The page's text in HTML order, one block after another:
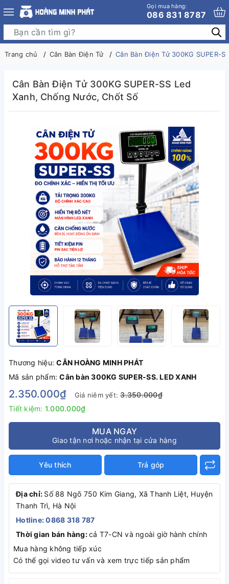
Gọi mua hàng:
086 831 8787
Trang chủ Cân Bàn Điện Tử Cân Bàn Điện Tử 300KG SUPER-
Cân Bàn Điện Tử 300KG SUPER-SS Led
Xanh, Chống Nước, Chốt Số
Thương hiệu:CÂN HOÀNG MINH PHÁT
Mã sản phẩm:Cân bàn 300KG SUPER-SS. LED XANH
2.350.000₫ Giá niêm yết:3.350.000₫
Tiết kiệm: 1.000.000₫
MUA NGAY
Giao tận nơi hoặc nhận tại cửa hàng
Yêu thích Trả góp
Địa chỉ: Số 88 Ngõ 750 Kim Giang, Xã Thanh Liệt, Huyện
Thanh Trì, Hà Nội
Hotline: 0868 318 787
Thời gian bán hàng:cả T7-CN và ngoài giờ hành chính
Mua hàng không tiếp xúc
Có thể gọi video tư vấn và xem trực tiếp sản phẩm